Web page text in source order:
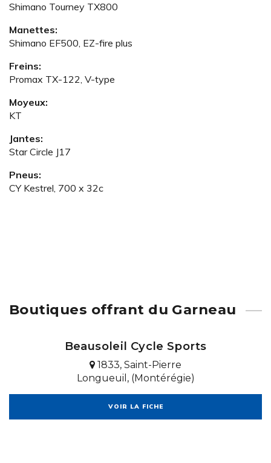
Shimano Tourney TX800
Manettes:
Shimano EF500, EZ-fire plus
Freins:
Promax TX-122, V-type
Moyeux:
KT
Jantes:
Star Circle J17
Pneus:
CY Kestrel, 700 x 32c
Boutiques offrant du Garneau
Beausoleil Cycle Sports
1833, Saint-Pierre
Longueuil, (Montérégie)
VOIR LA FICHE